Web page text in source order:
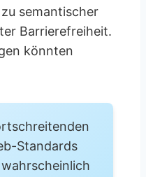
semantischer
Barrierefreiheit.
könnten
Standards